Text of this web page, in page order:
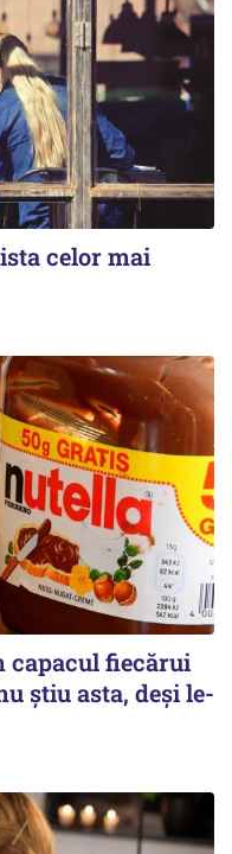
celor mai
capacul fiecărui
știu asta, deși le-